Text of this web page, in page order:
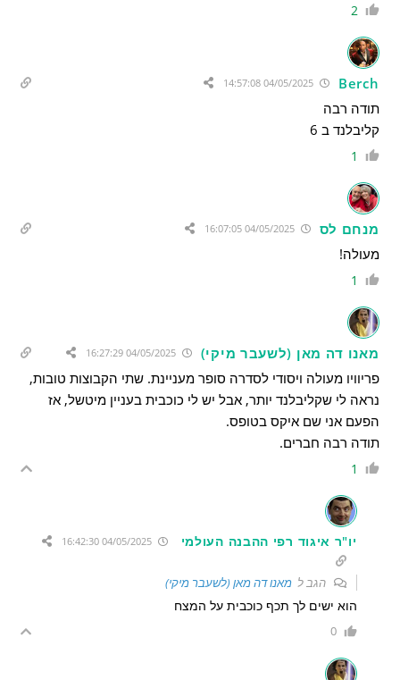
2
Berch
תודה רבה
קליבלנד ב 6
1
מנחם לס 04/05/2025 16:07:05
מעולה!
1
מאנו דה מאן (לשעבר מיקי) 04/05/2025 16:27:29
פריוויו מעולה ויסודי לסדרה סופר מעניינת. שתי הקבוצות טובות,
נראה לי שקליבלנד יותר, אבל יש לי כוכבית בעניין מיטשל, אז
הפעם אני שם איקס בטופס.
תודה רבה חברים.
1
יו"ר איגוד רפי ההבנה העולמי 04/05/2025 16:42:30
הגב למאנו דה מאן (לשעבר מיקי)
הוא ישים לך תכף כוכבית על המצח
0